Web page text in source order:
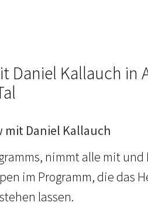
Daniel Kallauch in
mit Daniel Kallauch
nimmt alle mit und
im Programm, die das
lassen.